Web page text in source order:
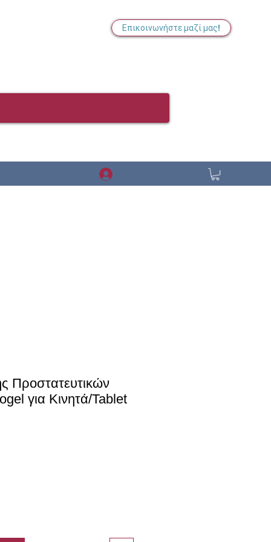
Επικοινωνήστε μαζί μας!
Προστατευτικών
για Κινητά/Tablet